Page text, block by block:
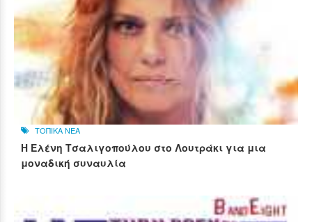
ΤΟΠΙΚΑ ΝΕΑ
Η Ελένη Τσαλιγοπούλου στο Λουτράκι για μια
μοναδική συναυλία